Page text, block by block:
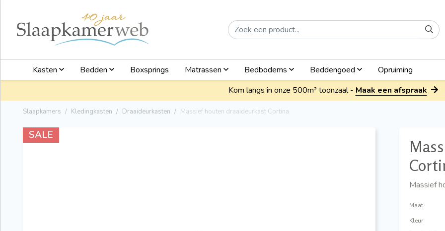
Kasten Bedden Boxsprings Matrassen Bedbodems Beddengoed
Opruiming
Kom langs in onze 500m² toonzaal - Maak een afspraak
Slaapkamers Kledingkasten Draaideurkasten Massief houten draaideurkast Cortina
SALE
Massief
Maat
Kleur